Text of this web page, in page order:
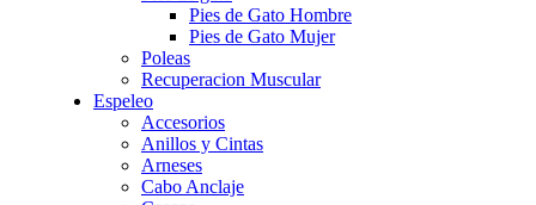
Pies de Gato Hombre
Pies de Gato Mujer
Poleas
Recuperacion Muscular
Espeleo
Accesorios
Anillos y Cintas
Arneses
Cabo Anclaje